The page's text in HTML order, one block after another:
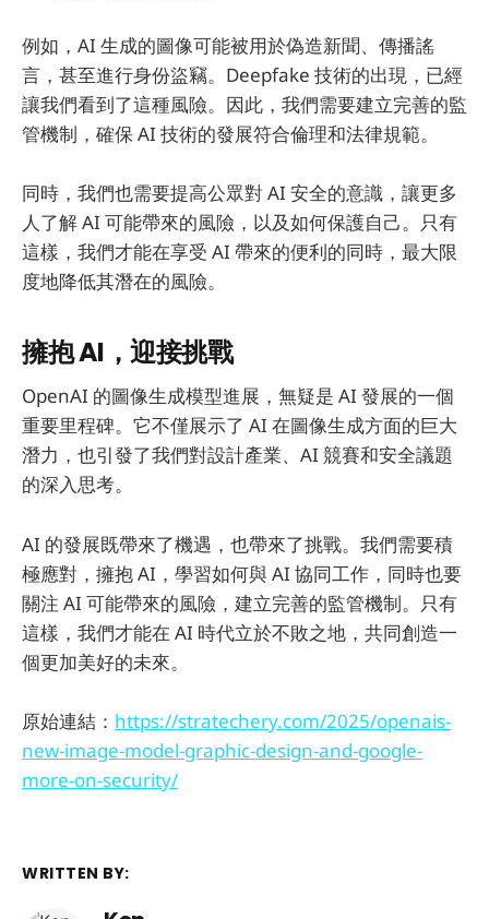
例如，AI 生成的圖像可能被用於偽造新聞、傳播謠
言，甚至進行身份盜竊。Deepfake 技術的出現，已經
讓我們看到了這種風險。因此，我們需要建立完善的監
管機制，確保 AI 技術的發展符合倫理和法律規範。
同時，我們也需要提高公眾對 AI 安全的意識，讓更多
人了解 AI 可能帶來的風險，以及如何保護自己。只有
這樣，我們才能在享受 AI 帶來的便利的同時，最大限
度地降低其潛在的風險。
擁抱 AI，迎接挑戰
OpenAI 的圖像生成模型進展，無疑是 AI 發展的一個
重要里程碑。它不僅展示了 AI 在圖像生成方面的巨大
潛力，也引發了我們對設計產業、AI 競賽和安全議題
的深入思考。
AI 的發展既帶來了機遇，也帶來了挑戰。我們需要積
極應對，擁抱 AI，學習如何與 AI 協同工作，同時也要
關注 AI 可能帶來的風險，建立完善的監管機制。只有
這樣，我們才能在 AI 時代立於不敗之地，共同創造一
個更加美好的未來。
原始連結： https://stratechery.com/2025/openais-
new-image-model-graphic-design-and-google-
more-on-security/
WRITTEN BY: